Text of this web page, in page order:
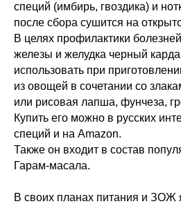
специй (имбирь, гвоздика) и
после сбора сушится на
В целях профилактики
железы и желудка черный
использовать при
из овощей в сочетании со
или рисовая лапша, фунчеза,
Купить его можно в русских
специй и на Amazon.
Также он входит в состав
Гарам-масала.
В своих планах питания и ЗОЖ
Меню
О школе
Магазин
Соцсети
MAX